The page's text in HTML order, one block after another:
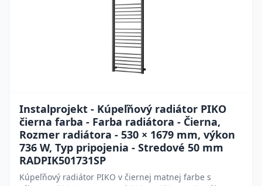
Instalprojekt - Kúpeľňový radiátor PIKO
čierna farba - Farba radiátora - Čierna,
Rozmer radiátora - 530 × 1679 mm, výkon
736 W, Typ pripojenia - Stredové 50 mm
RADPIK501731SP
Kúpeľňový radiátor PIKO v čiernej matnej farbe s